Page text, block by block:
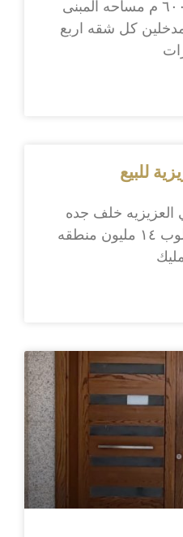
السامر بجدة المساحه٦٠٠ م مساحه المبنى
مدخلين كل شقه اربع
للبيع
متر حي العزيزيه خلف جده
بارك الارض ركنيه مطلوب ١٤ مليون منطقه